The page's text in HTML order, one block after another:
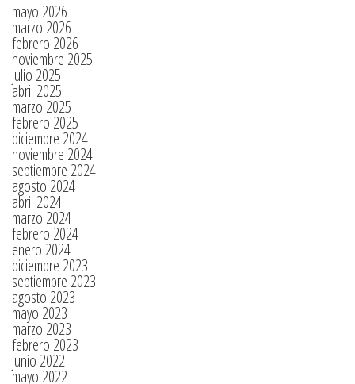
mayo 2026
marzo 2026
febrero 2026
noviembre 2025
julio 2025
abril 2025
marzo 2025
febrero 2025
diciembre 2024
noviembre 2024
septiembre 2024
agosto 2024
abril 2024
marzo 2024
febrero 2024
enero 2024
diciembre 2023
septiembre 2023
agosto 2023
mayo 2023
marzo 2023
febrero 2023
junio 2022
mayo 2022